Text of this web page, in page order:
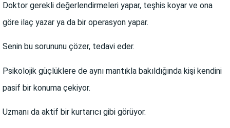
Doktor gerekli değerlendirmeleri yapar, teşhis koyar ve ona
göre ilaç yazar ya da bir operasyon yapar.
Senin bu sorununu çözer, tedavi eder.
Psikolojik güçlüklere de aynı mantıkla bakıldığında kişi kendini
pasif bir konuma çekiyor.
Uzmanı da aktif bir kurtarıcı gibi görüyor.